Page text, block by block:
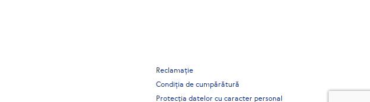
Reclamaţie
Condiția de cumpărătură
Protecția datelor cu caracter personal